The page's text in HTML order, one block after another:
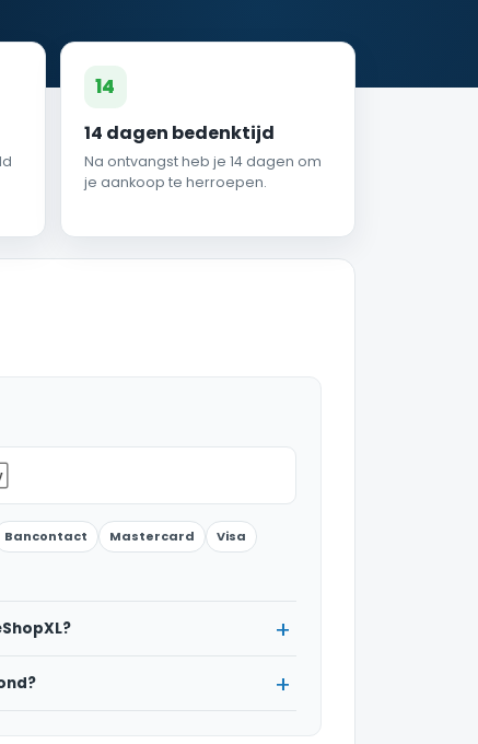
14
14 dagen bedenktijd
Na ontvangst heb je 14 dagen om
je aankoop te herroepen.
Bancontact Mastercard
Visa